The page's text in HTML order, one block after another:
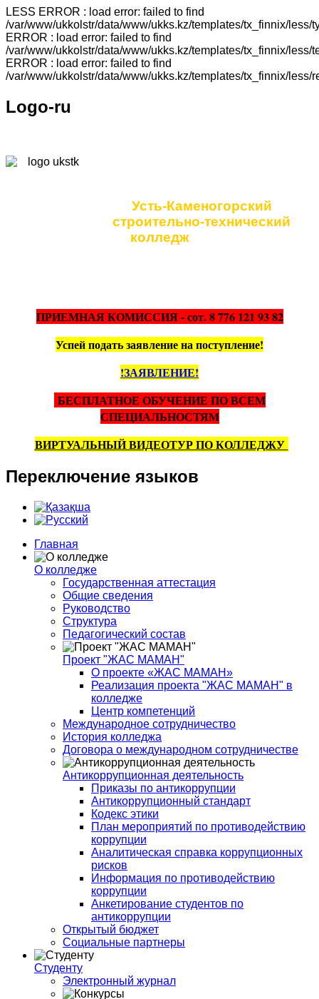
LESS ERROR : load error: failed to find
/var/www/ukkolstr/data/www/ukks.kz/templates/tx_finnix/less/
ERROR : load error: failed to find
/var/www/ukkolstr/data/www/ukks.kz/templates/tx_finnix/less/
ERROR : load error: failed to find
/var/www/ukkolstr/data/www/ukks.kz/templates/tx_finnix/less/
Logo-ru
Усть-Каменогорский
строительно-технический
колледж
ПРИЕМНАЯ КОМИССИЯ - сот. 8 776 121 93 82
Успей подать заявление на поступление!
!ЗАЯВЛЕНИЕ!
БЕСПЛАТНОЕ ОБУЧЕНИЕ ПО ВСЕМ
СПЕЦИАЛЬНОСТЯМ
ВИРТУАЛЬНЫЙ ВИДЕОТУР ПО КОЛЛЕДЖУ
Переключение языков
Главная
О колледже
Государственная аттестация
Общие сведения
Руководство
Структура
Педагогический состав
Проект "ЖАС МАМАН"
О проекте «ЖАС МАМАН»
Реализация проекта "ЖАС МАМАН" в
колледже
Центр компетенций
Международное сотрудничество
История колледжа
Договора о международном сотрудничестве
Антикоррупционная деятельность
Приказы по антикоррупции
Антикоррупционный стандарт
Кодекс этики
План мероприятий по противодействию
коррупции
Аналитическая справка коррупционных
рисков
Информация по противодействию
коррупции
Анкетирование студентов по
антикоррупции
Открытый бюджет
Социальные партнеры
Студенту
Электронный журнал